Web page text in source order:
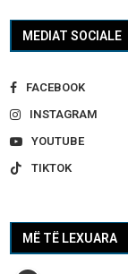
MEDIAT SOCIALE
FACEBOOK
INSTAGRAM
YOUTUBE
TIKTOK
MË TË LEXUARA